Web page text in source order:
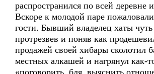
распространился по всей деревне
Вскоре к молодой паре
гости. Бывший владелец хаты чуть
протрезвев и поняв как
продажей своей хибары сколотил
местных алкашей и нагрянул как-
«поговорить, бля, выяснить